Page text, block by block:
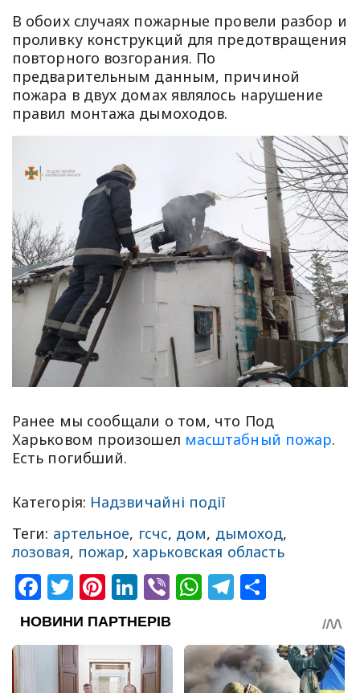
В обоих случаях пожарные провели разбор и
проливку конструкций для предотвращения
повторного возгорания. По
предварительным данным, причиной
пожара в двух домах являлось нарушение
правил монтажа дымоходов.
Ранее мы сообщали о том, что Под
Харьковом произошел масштабный пожар.
Есть погибший.
Категорія: Надзвичайні події
Теги: артельное, гсчс, дом, дымоход,
лозовая, пожар,харьковская область
Facebook
Twitter
Pinterest
LinkedIn
ViberWhatsApp
Telegram